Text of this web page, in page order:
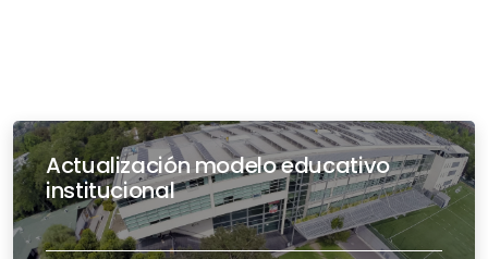
Actualización modelo educativo
institucional